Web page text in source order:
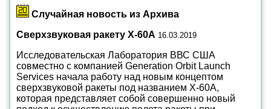
Случайная новость из Архива
Сверхзвуковая ракету X-60A 16.03.2019
Исследовательская Лаборатория ВВС США
совместно с компанией Generation Orbit Launch
Services начала работу над новым концептом
сверхзвуковой ракеты под названием X-60A,
которая представляет собой совершенно новый